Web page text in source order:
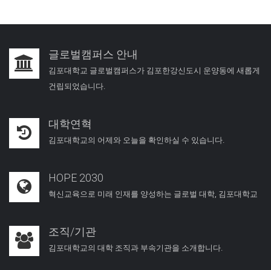
글로벌캠퍼스 안내
김포대학교 글로벌캠퍼스가 김포한강신도시 운양동에 새롭게
건립되었습니다.
대학연혁
김포대학교의 어제와 오늘을 확인하실 수 있습니다.
HOPE 2030
혁신교육으로 미래 인재를 양성하는 글로벌 대학, 김포대학교
조직/기관
김포대학교의 대학 조직과 부속기관을 소개합니다.